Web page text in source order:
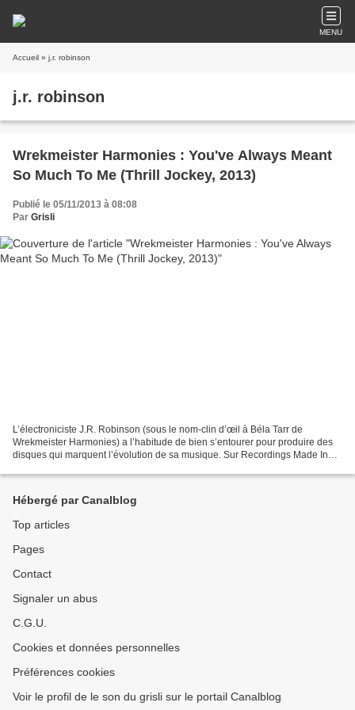
MENU
Accueil » j.r. robinson
j.r. robinson
Wrekmeister Harmonies : You've Always Meant
So Much To Me (Thrill Jockey, 2013)
Publié le 05/11/2013 à 08:08
Par Grisli
L’électroniciste J.R. Robinson (sous le nom-clin d’œil à Béla Tarr de
Wrekmeister Harmonies) a l’habitude de bien s’entourer pour produire des
disques qui marquent l’évolution de sa musique. Sur Recordings Made In
Hébergé par Canalblog
Top articles
Pages
Contact
Signaler un abus
C.G.U.
Cookies et données personnelles
Préférences cookies
Voir le profil de le son du grisli sur le portail Canalblog